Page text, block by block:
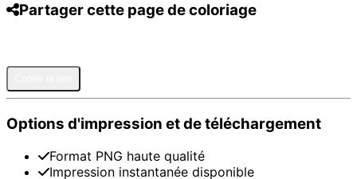
Partager cette page de coloriage
Options d'impression et de téléchargement
Format PNG haute qualité
Impression instantanée disponible